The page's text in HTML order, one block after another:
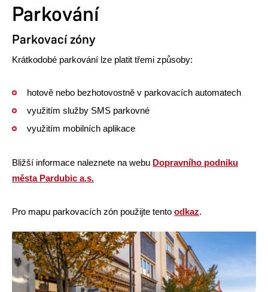
Parkování
Parkovací zóny
Krátkodobé parkování lze platit třemi způsoby:
hotově nebo bezhotovostně v parkovacích automatech
využitím služby SMS parkovné
využitím mobilních aplikace
​​​​​​​Bližší informace naleznete na webu Dopravního podniku
města Pardubic a.s.
Pro mapu parkovacích zón použijte tento odkaz.